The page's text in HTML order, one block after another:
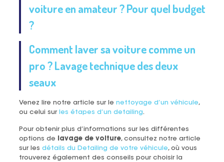
voiture en amateur ? Pour quel budget
?​
Comment laver sa voiture comme un
pro ? Lavage technique des deux
seaux
Venez lire notre article sur le nettoyage d’un véhicule,
ou celui sur les étapes d’un detailing.
Pour obtenir plus d’informations sur les différentes
options de
lavage de voiture, consultez notre article
sur les détails du Detailing de votre véhicule, où vous
trouverez également des conseils pour choisir la